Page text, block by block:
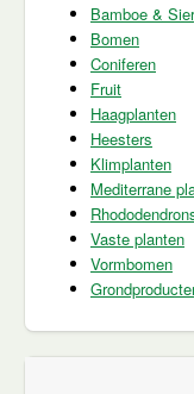
Bamboe &
Bomen
Coniferen
Fruit
Haagplanten
Heesters
Klimplanten
Mediterrane
Vaste planten
Vormbomen